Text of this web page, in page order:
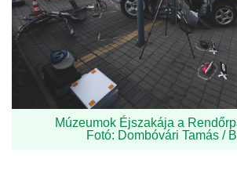
Múzeumok Éjszakája a
Fotó: Dombóvári Tamás /